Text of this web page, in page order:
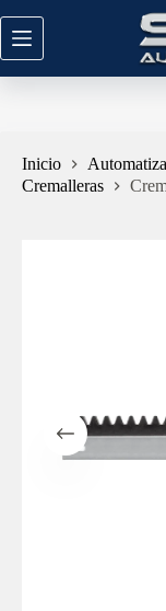
contenido
Inicio
Cremalleras